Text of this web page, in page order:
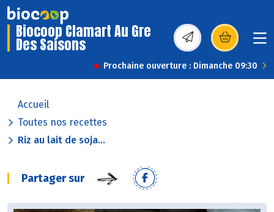
Biocoop Clamart Au Gre
Des Saisons (s’ouvre dans une
Prochaine ouverture : Dimanche 09:30
Accueil
Toutes nos recettes
Riz au lait de soja...
Partager sur